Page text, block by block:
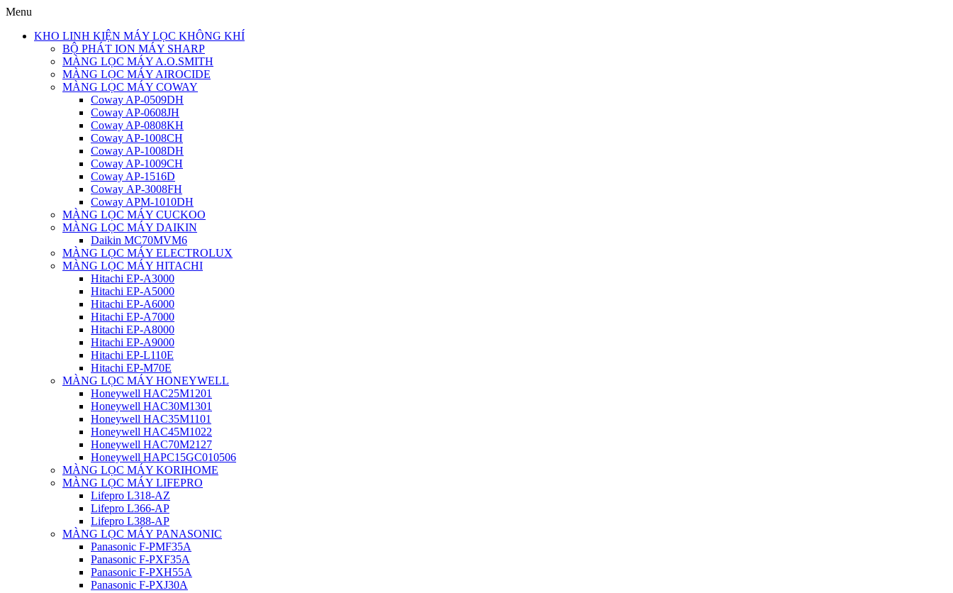
Menu
KHO LINH KIỆN MÁY LỌC KHÔNG KHÍ
BỘ PHÁT ION MÁY SHARP
MÀNG LỌC MÁY A.O.SMITH
MÀNG LỌC MÁY AIROCIDE
MÀNG LỌC MÁY COWAY
Coway AP-0509DH
Coway AP-0608JH
Coway AP-0808KH
Coway AP-1008CH
Coway AP-1008DH
Coway AP-1009CH
Coway AP-1516D
Coway AP-3008FH
Coway APM-1010DH
MÀNG LỌC MÁY CUCKOO
MÀNG LỌC MÁY DAIKIN
Daikin MC70MVM6
MÀNG LỌC MÁY ELECTROLUX
MÀNG LỌC MÁY HITACHI
Hitachi EP-A3000
Hitachi EP-A5000
Hitachi EP-A6000
Hitachi EP-A7000
Hitachi EP-A8000
Hitachi EP-A9000
Hitachi EP-L110E
Hitachi EP-M70E
MÀNG LỌC MÁY HONEYWELL
Honeywell HAC25M1201
Honeywell HAC30M1301
Honeywell HAC35M1101
Honeywell HAC45M1022
Honeywell HAC70M2127
Honeywell HAPC15GC010506
MÀNG LỌC MÁY KORIHOME
MÀNG LỌC MÁY LIFEPRO
Lifepro L318-AZ
Lifepro L366-AP
Lifepro L388-AP
MÀNG LỌC MÁY PANASONIC
Panasonic F-PMF35A
Panasonic F-PXF35A
Panasonic F-PXH55A
Panasonic F-PXJ30A